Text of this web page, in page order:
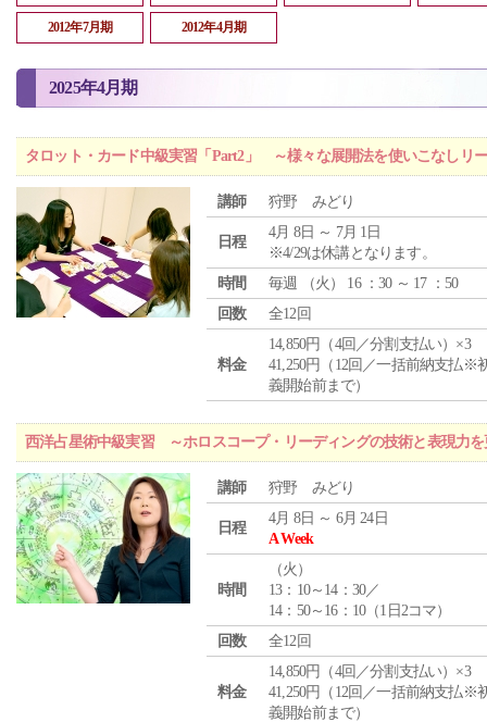
2012年7月期 2012年4月期
2025年4月期
タロット・カード中級実習「Part2」 ～様々な展開法を使いこなしリ
講師 狩野 みどり
日程
4月 8日 ～ 7月 1日
※4/29は休講となります。
時間
毎週 （火 ） 16 ：30 ～ 17 ：50
回数
全12回
料金
14,850円（4回／分割支払い）×3
41,250円（12回／一括前納支払※
義開始前まで）
西洋占星術中級実習 ～ホロスコープ・リーディングの技術と表現力
講師 狩野 みどり
日程
4月 8日 ～ 6月 24日
A Week
時間
（火 ）
13：10～14：30／
14：50～16：10（1日2コマ）
回数
全12回
料金
14,850円（4回／分割支払い）×3
41,250円（12回／一括前納支払※
義開始前まで）